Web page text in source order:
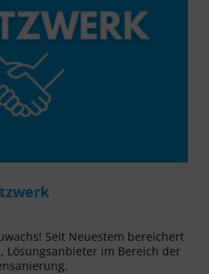
Seit Neuestem bereichert
Lösungsanbieter im Bereich der